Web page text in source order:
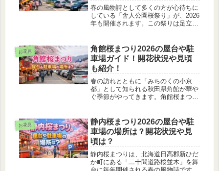
春の風物詩として多くの方が心待ちに
している「舎人公園桜祭り」が、2026
年も開催されます。この祭りは足立区
彩なイベントや屋台が楽しめることで
人気を集めています。今年は特...
お花見
角館桜まつり2026の屋台や駐
車場ガイド！開花状況や見頃
も紹介！
春の訪れとともに「みちのくの小京
都」として知られる秋田県角館が華や
ぐ季節がやってきます。角館桜まつり
ントです。約400本のソメイヨシノ
や、国の天然記念物に指定される約
1...
お花見
静内桜まつり2026の屋台や駐
車場の場所は？開花状況や見
頃は？
静内桜まつりは、北海道日高郡新ひだ
か町にある「二十間道路桜並木」を舞